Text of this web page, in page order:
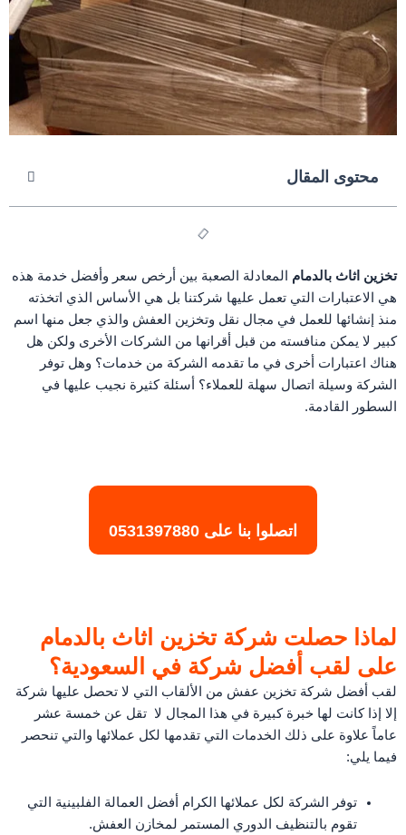
محتوى المقال
تخزين اثاث بالدمام المعادلة الصعبة بين أرخص سعر وأفضل خدمة هذه
هي الاعتبارات التي تعمل عليها شركتنا بل هي الأساس الذي اتخذته
منذ إنشائها للعمل في مجال نقل وتخزين العفش والذي جعل منها اسم
كبير لا يمكن منافسته من قبل أقرانها من الشركات الأخرى ولكن هل
هناك اعتبارات أخرى في ما تقدمه الشركة من خدمات؟ وهل توفر
الشركة وسيلة اتصال سهلة للعملاء؟ أسئلة كثيرة نجيب عليها في
السطور القادمة.
اتصلوا بنا على 0531397880
لماذا حصلت شركة تخزين اثاث بالدمام
على لقب أفضل شركة في السعودية؟
لقب أفضل شركة تخزين عفش من الألقاب التي لا تحصل عليها شركة
إلا إذا كانت لها خبرة كبيرة في هذا المجال لا تقل عن خمسة عشر
عاماً علاوة على ذلك الخدمات التي تقدمها لكل عملائها والتي تنحصر
فيما يلي:
توفر الشركة لكل عملائها الكرام أفضل العمالة الفلبينية التي
تقوم بالتنظيف الدوري المستمر لمخازن العفش.